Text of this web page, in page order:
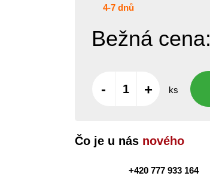
4-7 dnů
Bežná cena:
- + ks
Čo je u nás nového
+420 777 933 164